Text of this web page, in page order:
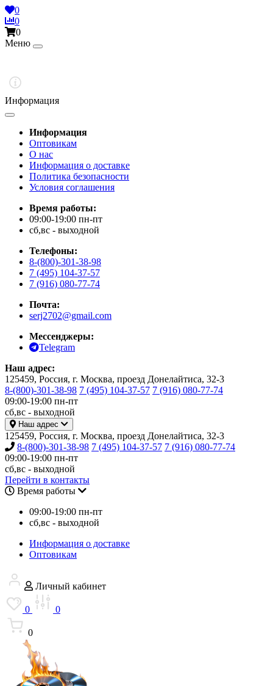
0
0
0
Меню
Информация
Информация
Оптовикам
О нас
Информация о доставке
Политика безопасности
Условия соглашения
Время работы:
09:00-19:00 пн-пт
сб,вс - выходной
Телефоны:
8-(800)-301-38-98
7 (495) 104-37-57
7 (916) 080-77-74
Почта:
serj2702@gmail.com
Мессенджеры:
Telegram
Наш адрес:
125459, Россия, г. Москва, проезд Донелайтиса, 32-3
8-(800)-301-38-98 7 (495) 104-37-57 7 (916) 080-77-74
09:00-19:00 пн-пт
сб,вс - выходной
Наш адрес
125459, Россия, г. Москва, проезд Донелайтиса, 32-3
8-(800)-301-38-98 7 (495) 104-37-57 7 (916) 080-77-74
09:00-19:00 пн-пт
сб,вс - выходной
Перейти в контакты
Время работы
09:00-19:00 пн-пт
сб,вс - выходной
Информация о доставке
Оптовикам
Личный кабинет
0 0
0